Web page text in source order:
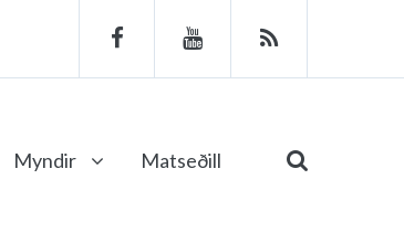
Myndir Matseðill